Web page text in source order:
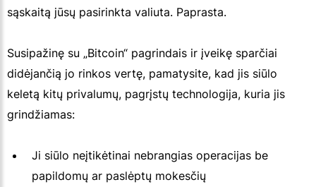
sąskaitą jūsų pasirinkta valiuta. Paprasta.
Susipažinę su „Bitcoin“ pagrindais ir įveikę sparčiai
didėjančią jo rinkos vertę, pamatysite, kad jis siūlo
keletą kitų privalumų, pagrįstų technologija, kuria jis
grindžiamas:
Ji siūlo neįtikėtinai nebrangias operacijas be
papildomų ar paslėptų mokesčių